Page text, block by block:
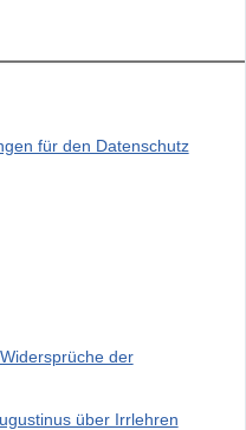
für den Datenschutz
der
über Irrlehren